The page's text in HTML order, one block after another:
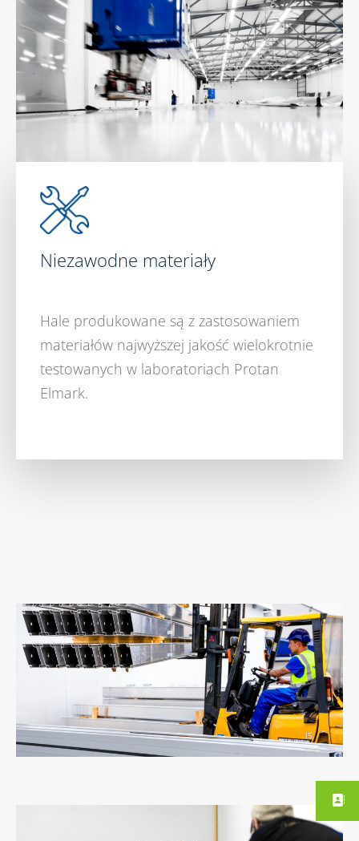
Niezawodne materiały
Hale produkowane są z zastosowaniem
materiałów najwyższej jakość wielokrotnie
testowanych w laboratoriach Protan
Elmark.